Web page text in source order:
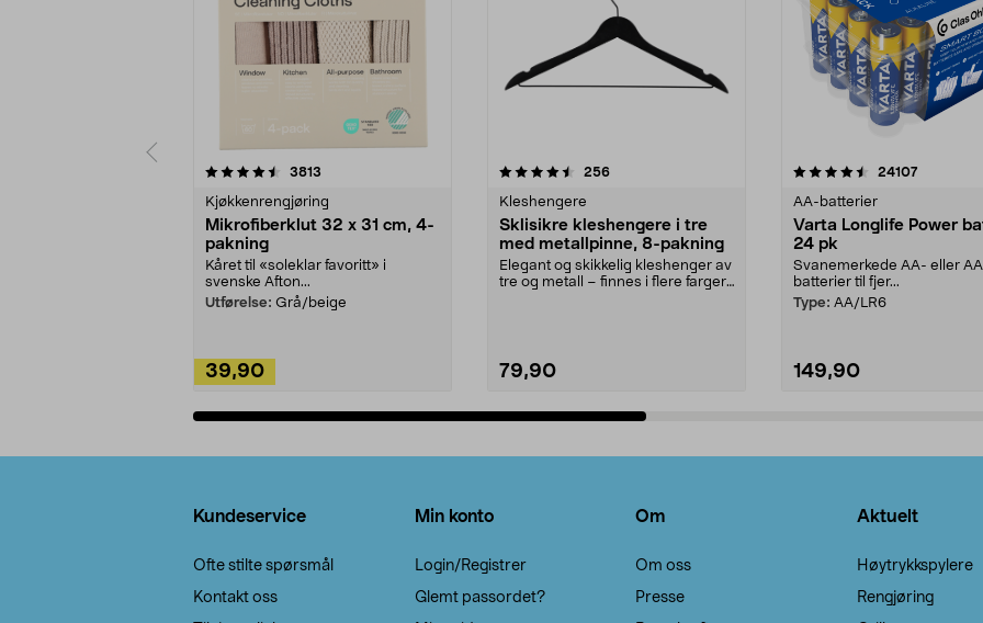
3813
Kjøkkenrengjøring
Mikrofiberklut 32 x 31 cm, 4-
pakning
Kåret til «soleklar favoritt» i
svenske Afton...
Utførelse: Grå/beige
39,90
4.5av 5 stjerner 256anmeldelser
Kleshengere
Sklisikre kleshengere i tre
med metallpinne, 8-pakning
Elegant og skikkelig kleshenger av
tre og metall – finnes i flere farger.
79,90
4.5av 5 stjerner 24107
AA-batterier
Varta Longlife Power
24 pk
Svanemerkede AA- eller
batterier til fjer...
Type: AA/LR6
149,90
4.5av 5 stjerner
Kundeservice
Ofte stilte spørsmål
Kontakt oss
Min konto
Login/Registrer
Glemt passordet?
Om
Om oss
Presse
Aktuelt
Høytrykkspylere
Rengjøring